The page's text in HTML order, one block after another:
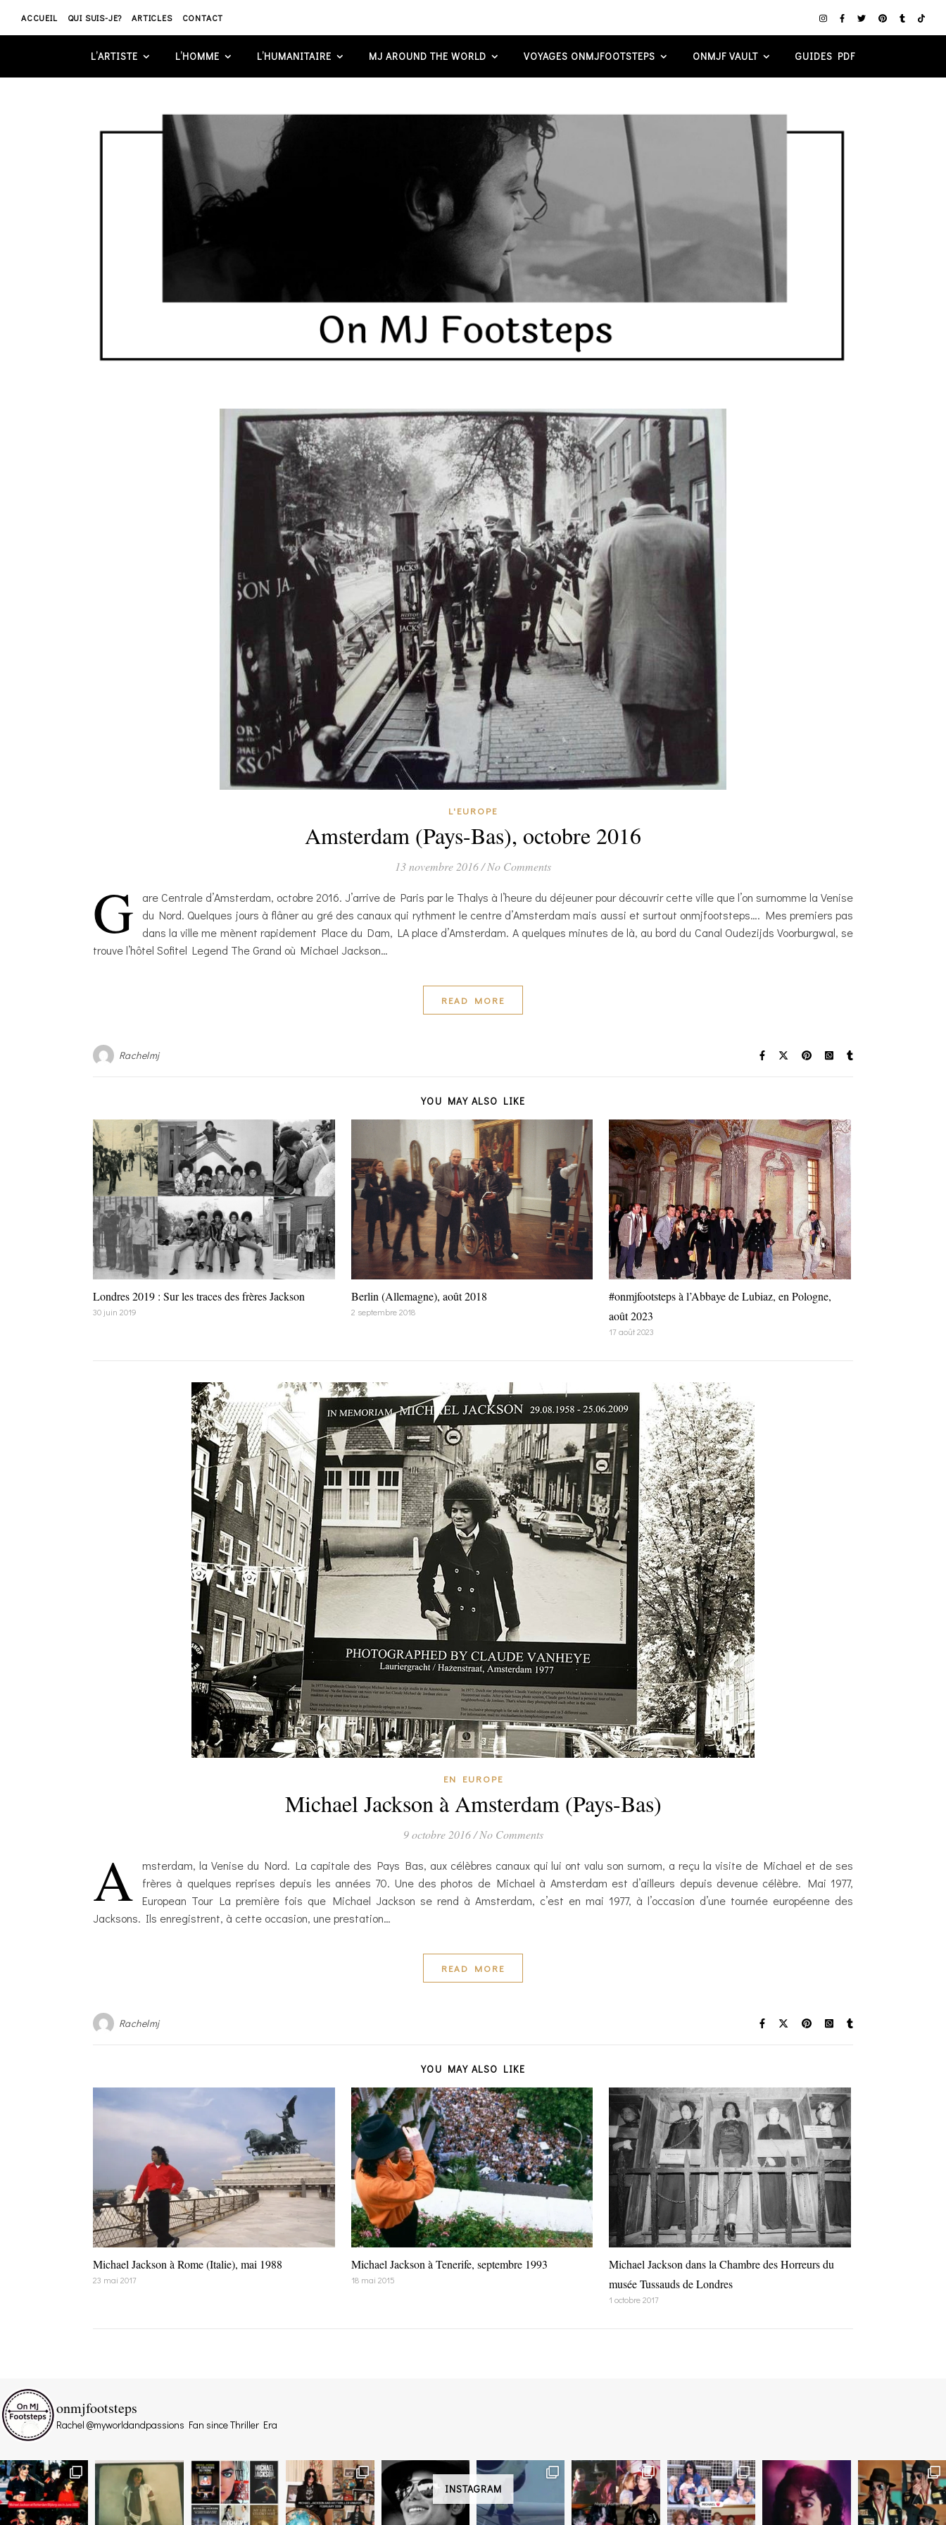
ACCUEIL QUI SUIS-JE? ARTICLES CONTACT
L’ARTISTE L’HOMME L’HUMANITAIRE MJ AROUND THE WORLD VOYAGES ONMJFOOTSTEPS ONMJF VAULT GUIDES PDF
L'EUROPE
Amsterdam (Pays-Bas), octobre 2016
13 novembre 2016/ No Comments
G
are Centrale d’Amsterdam, octobre 2016. J’arrive de Paris par le Thalys à l’heure du déjeuner pour découvrir cette ville que l’on surnomme la Venise
du Nord. Quelques jours à flâner au gré des canaux qui rythment le centre d’Amsterdam mais aussi et surtout onmjfootsteps…. Mes premiers pas
dans la ville me mènent rapidement Place du Dam, LA place d’Amsterdam. A quelques minutes de là, au bord du Canal Oudezijds Voorburgwal, se
trouve l’hôtel Sofitel Legend The Grand où Michael Jackson…
READ MORE
Rachelmj
YOU MAY ALSO LIKE
Londres 2019 : Sur les traces des frères Jackson
30 juin 2019
Berlin (Allemagne), août 2018
2 septembre 2018
#onmjfootsteps à l’Abbaye de Lubiaz, en Pologne,
août 2023
17 août 2023
EN EUROPE
Michael Jackson à Amsterdam (Pays-Bas)
9 octobre 2016 / No Comments
A
msterdam, la Venise du Nord. La capitale des Pays Bas, aux célèbres canaux qui lui ont valu son surnom, a reçu la visite de Michael et de ses
frères à quelques reprises depuis les années 70. Une des photos de Michael à Amsterdam est d’ailleurs depuis devenue célèbre. Mai 1977,
European Tour La première fois que Michael Jackson se rend à Amsterdam, c’est en mai 1977, à l’occasion d’une tournée européenne des
Jacksons. Ils enregistrent, à cette occasion, une prestation…
READ MORE
Rachelmj
YOU MAY ALSO LIKE
Michael Jackson à Rome (Italie), mai 1988
23 mai 2017
Michael Jackson à Tenerife, septembre 1993
18 mai 2015
Michael Jackson dans la Chambre des Horreurs du
musée Tussauds de Londres
1 octobre 2017
INSTAGRAM
onmjfootsteps
Rachel @myworldandpassions Fan since Thriller Era